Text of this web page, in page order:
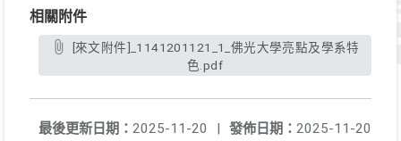
相關附件
色.pdf
發佈日期： 2025-11-20
最後更新日期： 2025-11-20
|